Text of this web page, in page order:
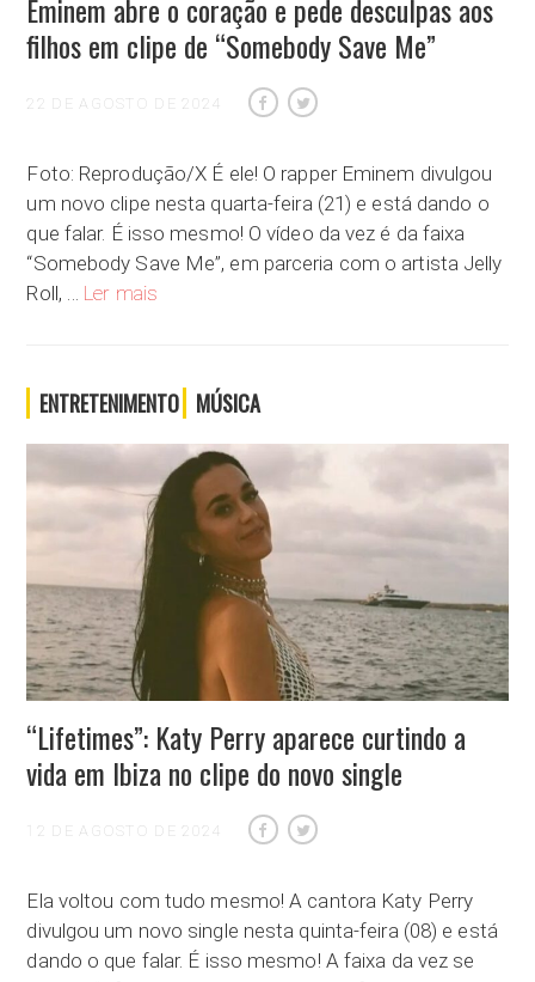
Eminem abre o coração e pede desculpas aos
filhos em clipe de “Somebody Save Me”
22 DE AGOSTO DE 2024
Foto: Reprodução/X É ele! O rapper Eminem divulgou
um novo clipe nesta quarta-feira (21) e está dando o
que falar. É isso mesmo! O vídeo da vez é da faixa
“Somebody Save Me”, em parceria com o artista Jelly
Roll, … Ler mais
ENTRETENIMENTO MÚSICA
“Lifetimes”: Katy Perry aparece curtindo a
vida em Ibiza no clipe do novo single
12 DE AGOSTO DE 2024
Ela voltou com tudo mesmo! A cantora Katy Perry
divulgou um novo single nesta quinta-feira (08) e está
dando o que falar. É isso mesmo! A faixa da vez se